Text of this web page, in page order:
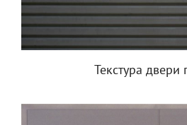
Текстура двери